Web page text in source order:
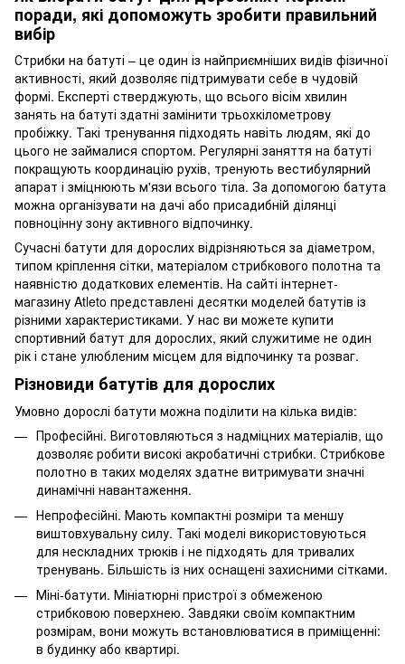
поради, які допоможуть зробити правильний
вибір
Стрибки на батуті – це один із найприємніших видів фізичної
активності, який дозволяє підтримувати себе в чудовій
формі. Експерті стверджують, що всього вісім хвилин
занять на батуті здатні замінити трьохкілометрову
пробіжку. Такі тренування підходять навіть людям, які до
цього не займалися спортом. Регулярні заняття на батуті
покращують координацію рухів, тренують вестибулярний
апарат і зміцнюють м'язи всього тіла. За допомогою батута
можна організувати на дачі або присадибній ділянці
повноцінну зону активного відпочинку.
Сучасні батути для дорослих відрізняються за діаметром,
типом кріплення сітки, матеріалом стрибкового полотна та
наявністю додаткових елементів. На сайті інтернет-
магазину Atleto представлені десятки моделей батутів із
різними характеристиками. У нас ви можете купити
спортивний батут для дорослих, який служитиме не один
рік і стане улюбленим місцем для відпочинку та розваг.
Різновиди батутів для дорослих
Умовно дорослі батути можна поділити на кілька видів:
Професійні. Виготовляються з надміцних матеріалів, що
дозволяє робити високі акробатичні стрибки. Стрибкове
полотно в таких моделях здатне витримувати значні
динамічні навантаження.
Непрофесійні. Мають компактні розміри та меншу
виштовхувальну силу. Такі моделі використовуються
для нескладних трюків і не підходять для тривалих
тренувань. Більшість із них оснащені захисними сітками.
Міні-батути. Мініатюрні пристрої з обмеженою
стрибковою поверхнею. Завдяки своїм компактним
розмірам, вони можуть встановлюватися в приміщенні:
в будинку або квартирі.